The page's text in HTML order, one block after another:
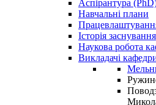
Аспірантура
Навчальні плани
Історія заснування
Наукова робота
Викладачі